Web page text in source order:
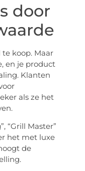
door
te koop. Maar
en je product
Klanten
als ze het
“Grill Master”
het met luxe
de